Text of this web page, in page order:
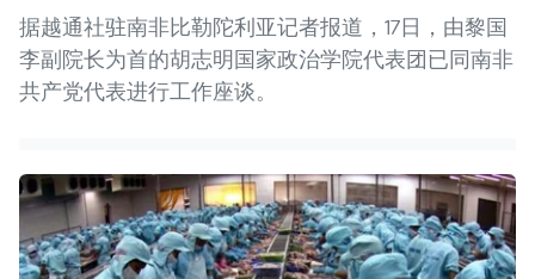
据越通社驻南非比勒陀利亚记者报道，17日，由黎国
李副院长为首的胡志明国家政治学院代表团已同南非
共产党代表进行工作座谈。